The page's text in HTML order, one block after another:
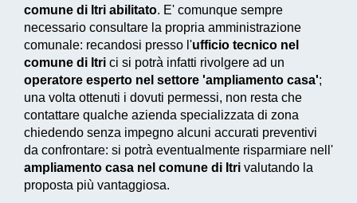
comune di Itri abilitato. E' comunque sempre
necessario consultare la propria amministrazione
comunale: recandosi presso l'ufficio tecnico nel
comune di Itri ci si potrà infatti rivolgere ad un
operatore esperto nel settore 'ampliamento casa';
una volta ottenuti i dovuti permessi, non resta che
contattare qualche azienda specializzata di zona
chiedendo senza impegno alcuni accurati preventivi
da confrontare: si potrà eventualmente risparmiare nell'
ampliamento casa nel comune di Itri valutando la
proposta più vantaggiosa.